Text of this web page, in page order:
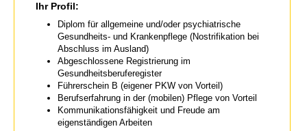
Ihr Profil:
Diplom für allgemeine und/oder psychiatrische
Gesundheits- und Krankenpflege (Nostrifikation bei
Abschluss im Ausland)
Abgeschlossene Registrierung im
Gesundheitsberuferegister
Führerschein B (eigener PKW von Vorteil)
Berufserfahrung in der (mobilen) Pflege von Vorteil
Kommunikationsfähigkeit und Freude am
eigenständigen Arbeiten